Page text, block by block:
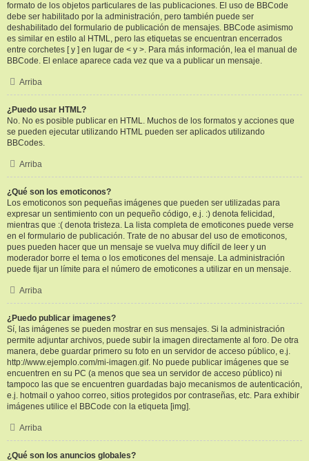
formato de los objetos particulares de las publicaciones. El uso de BBCode
debe ser habilitado por la administración, pero también puede ser
deshabilitado del formulario de publicación de mensajes. BBCode asimismo
es similar en estilo al HTML, pero las etiquetas se encuentran encerrados
entre corchetes [ y ] en lugar de < y >. Para más información, lea el manual de
BBCode. El enlace aparece cada vez que va a publicar un mensaje.
Arriba
¿Puedo usar HTML?
No. No es posible publicar en HTML. Muchos de los formatos y acciones que
se pueden ejecutar utilizando HTML pueden ser aplicados utilizando
BBCodes.
Arriba
¿Qué son los emoticonos?
Los emoticonos son pequeñas imágenes que pueden ser utilizadas para
expresar un sentimiento con un pequeño código, e.j. :) denota felicidad,
mientras que :( denota tristeza. La lista completa de emoticones puede verse
en el formulario de publicación. Trate de no abusar del uso de emoticonos,
pues pueden hacer que un mensaje se vuelva muy difícil de leer y un
moderador borre el tema o los emoticones del mensaje. La administración
puede fijar un límite para el número de emoticones a utilizar en un mensaje.
Arriba
¿Puedo publicar imagenes?
Sí, las imágenes se pueden mostrar en sus mensajes. Si la administración
permite adjuntar archivos, puede subir la imagen directamente al foro. De otra
manera, debe guardar primero su foto en un servidor de acceso público, e.j.
http://www.ejemplo.com/mi-imagen.gif. No puede publicar imágenes que se
encuentren en su PC (a menos que sea un servidor de acceso público) ni
tampoco las que se encuentren guardadas bajo mecanismos de autenticación,
e.j. hotmail o yahoo correo, sitios protegidos por contraseñas, etc. Para exhibir
imágenes utilice el BBCode con la etiqueta [img].
Arriba
¿Qué son los anuncios globales?